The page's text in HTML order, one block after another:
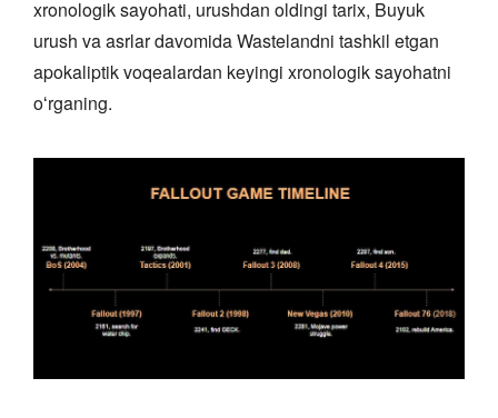
xronologik sayohati, urushdan oldingi tarix, Buyuk
urush va asrlar davomida Wastelandni tashkil etgan
apokaliptik voqealardan keyingi xronologik sayohatni
oʻrganing.